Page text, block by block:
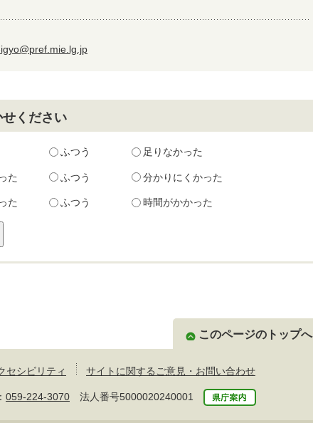
ください
ふつう 足りなかった
た ふつう 分かりにくかった
た ふつう 時間がかかった
このページのトップへ
セシビリティ サイトに関するご意見・お問い合わせ
059-224-3070 法人番号5000020240001